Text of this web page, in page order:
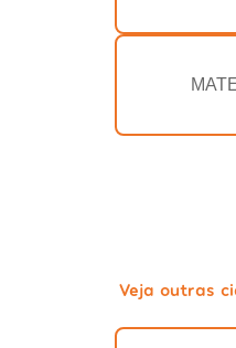
Veja outras